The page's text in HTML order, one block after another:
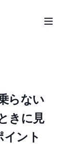
らない
きに見
ント